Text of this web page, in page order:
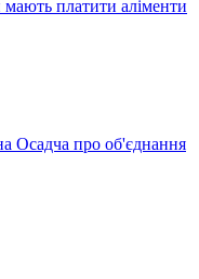
мають платити аліменти
Осадча про об'єднання